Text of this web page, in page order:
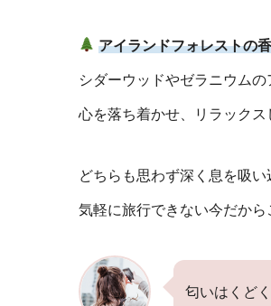
アイランドフォレストの
シダーウッドやゼラニウムの
心を落ち着かせ、リラックス
どちらも思わず深く息を吸
気軽に旅行できない今だから
匂いはくど